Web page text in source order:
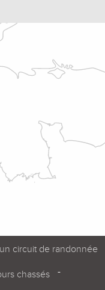
circuit de randonnée
chassés